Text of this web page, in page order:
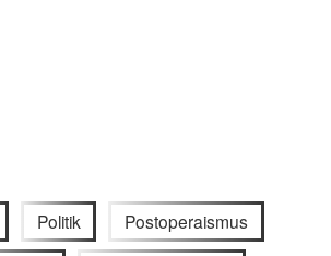
Politik Postoperaismus